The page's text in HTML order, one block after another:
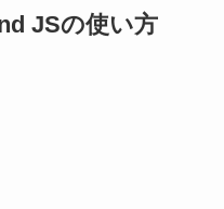
JSの使い方